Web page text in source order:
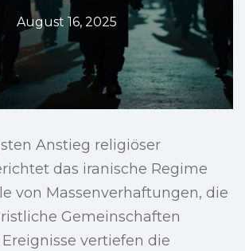
August 16, 2025
Anstieg religiöser
das iranische Regime
von Massenverhaftungen, die
Gemeinschaften
vertiefen die